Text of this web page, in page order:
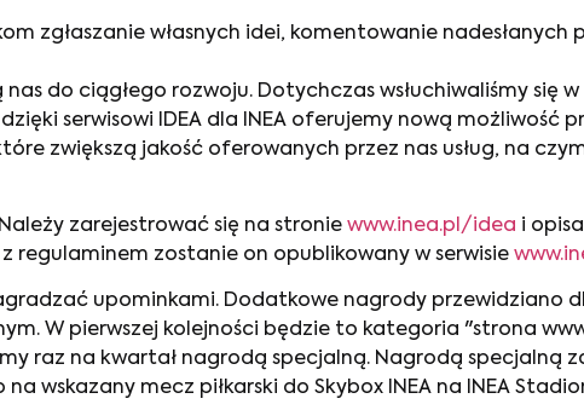
zgłaszanie własnych idei, komentowanie nadesłanych
do ciągłego rozwoju. Dotychczas wsłuchiwaliśmy się
serwisowi IDEA dla INEA oferujemy nową możliwość
zwiększą jakość oferowanych przez nas usług, na
zarejestrować się na stronie www.inea.pl/idea i
regulaminem zostanie on opublikowany w serwisie
upominkami. Dodatkowe nagrody przewidziano
W pierwszej kolejności będzie to kategoria "strona
raz na kwartał nagrodą specjalną. Nagrodą specjalną
wskazany mecz piłkarski do Skybox INEA na INEA